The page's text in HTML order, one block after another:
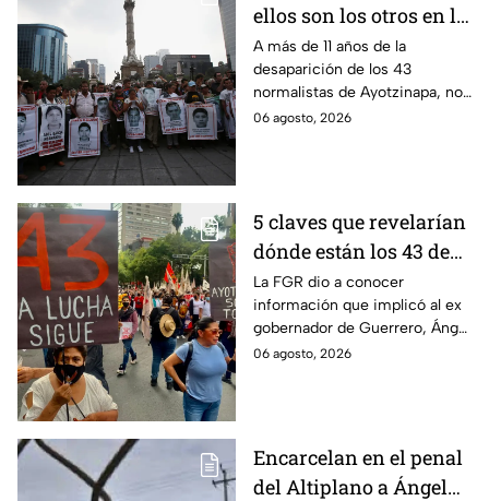
ellos son los otros en la
lupa por el caso
Ayotzinapa
A más de 11 años de la
desaparición de los 43
normalistas de Ayotzinapa, no
se ha conocido el paradero de
06 agosto, 2026
5 claves que revelarían
dónde están los 43 de
Ayotzinapa tras
captura de Ángel
Aguirre, ex gobernador
de Guerrero
La FGR dio a conocer
información que implicó al ex
gobernador de Guerrero, Ángel
Aguirre, quien fue detenido
06 agosto, 2026
Encarcelan en el penal
del Altiplano a Ángel